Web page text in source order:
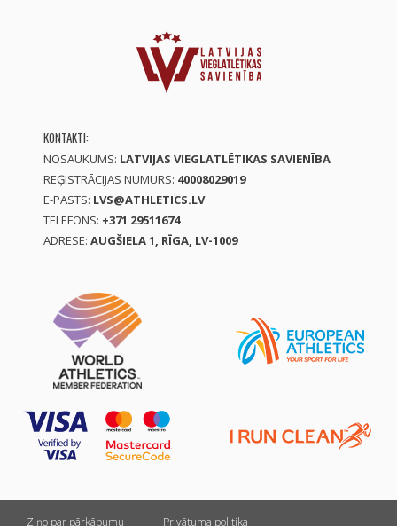
KONTAKTI:
NOSAUKUMS: LATVIJAS VIEGLATLĒTIKAS SAVIENĪBA
REĢISTRĀCIJAS NUMURS: 40008029019
E-PASTS: LVS@ATHLETICS.LV
TELEFONS: +371 29511674
ADRESE: AUGŠIELA 1, RĪGA, LV-1009
Ziņo par pārkāpumu Privātuma politika